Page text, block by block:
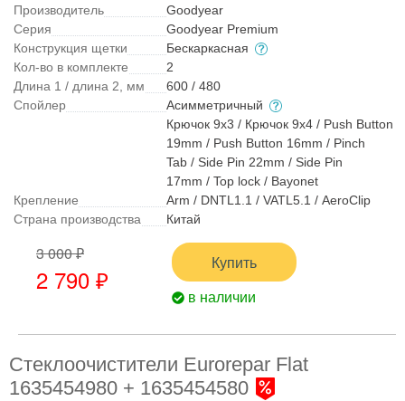
Производитель
Goodyear
Серия
Goodyear Premium
Конструкция щетки
Бескаркасная
Кол-во в комплекте
2
Длина 1 / длина 2, мм
600 / 480
Спойлер
Асимметричный
Крепление
Крючок 9x3 / Крючок 9x4 / Push Button
19mm / Push Button 16mm / Pinch
Tab / Side Pin 22mm / Side Pin
17mm / Top lock / Bayonet
Arm / DNTL1.1 / VATL5.1 / AeroClip
Страна производства
Китай
3 000 ₽
2 790 ₽
Купить
в наличии
Стеклоочистители Eurorepar Flat
1635454980 + 1635454580